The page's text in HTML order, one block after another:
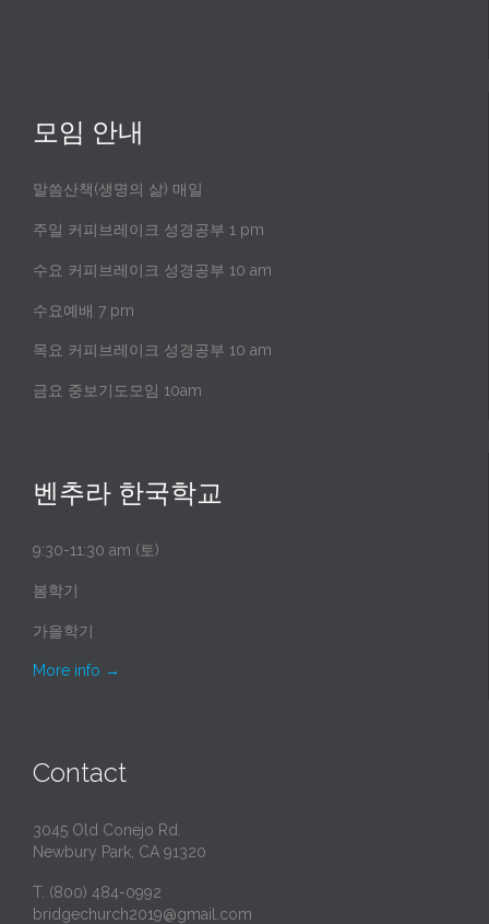
모임 안내
말씀산책(생명의 삶) 매일
주일 커피브레이크 성경공부 1 pm
수요 커피브레이크 성경공부 10 am
수요예배 7 pm
목요 커피브레이크 성경공부 10 am
금요 중보기도모임 10am
벤추라 한국학교
9:30-11:30 am (토)
봄학기
가을학기
More info →
Contact
3045 Old Conejo Rd.
Newbury Park, CA 91320
T. (800) 484-0992
bridgechurch2019@gmail.com